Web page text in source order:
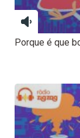
Porque é que